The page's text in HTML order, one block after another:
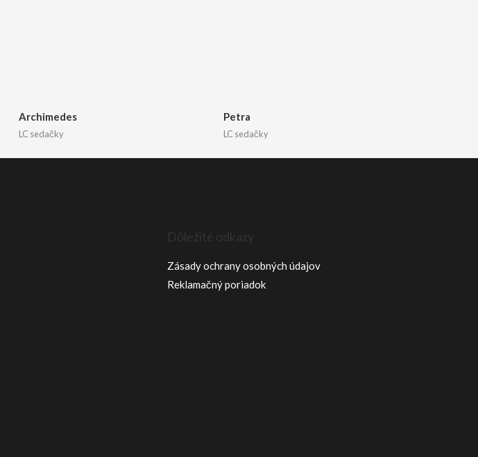
Archimedes
LC sedačky
Petra
LC sedačky
Dôležité odkazy
Zásady ochrany osobných údajov
Reklamačný poriadok